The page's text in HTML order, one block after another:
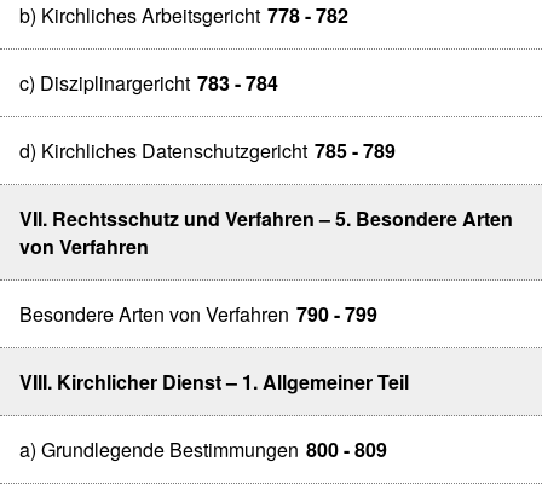
b) Kirchliches Arbeitsgericht 778 - 782
c) Disziplinargericht 783 - 784
d) Kirchliches Datenschutzgericht 785 - 789
VII. Rechtsschutz und Verfahren – 5. Besondere Arten
von Verfahren
Besondere Arten von Verfahren 790 - 799
VIII. Kirchlicher Dienst – 1. Allgemeiner Teil
a) Grundlegende Bestimmungen 800 - 809